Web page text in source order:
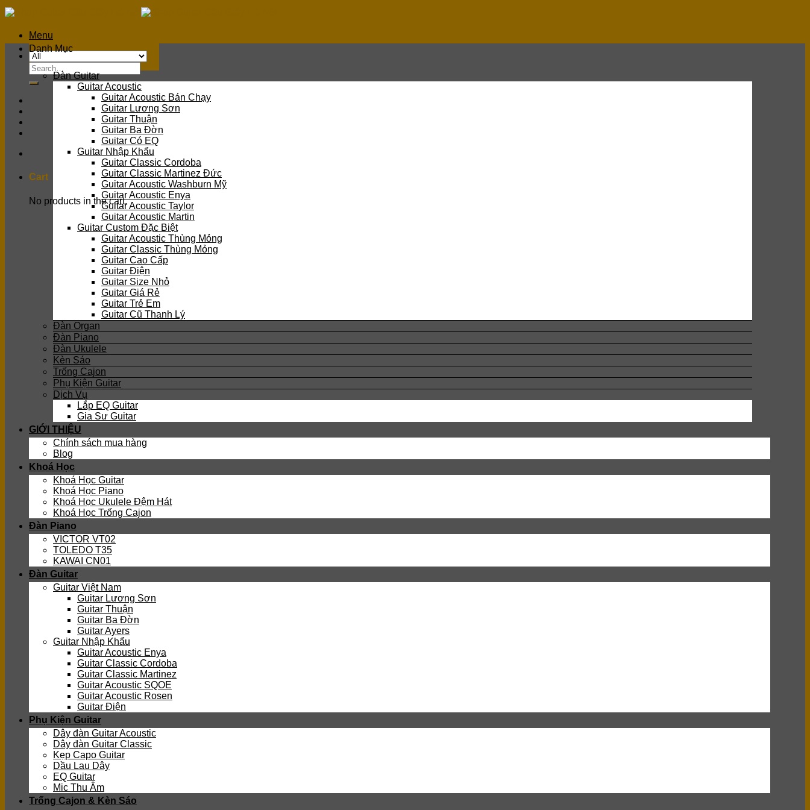
Skip
to
contentMenu
Search
for:
Cart
No products in the cart.
Danh Mục
Đàn Guitar
Guitar Acoustic
Guitar Acoustic Bán Chạy
Guitar Lương Sơn
Guitar Thuận
Guitar Ba Đờn
Guitar Có EQ
Guitar Nhập Khẩu
Guitar Classic Cordoba
Guitar Classic Martinez Đức
Guitar Acoustic Washburn Mỹ
Guitar Acoustic Enya
Guitar Acoustic Taylor
Guitar Acoustic Martin
Guitar Custom Đặc Biệt
Guitar Acoustic Thùng Mỏng
Guitar Classic Thùng Mỏng
Guitar Cao Cấp
Guitar Điện
Guitar Size Nhỏ
Guitar Giá Rẻ
Guitar Trẻ Em
Guitar Cũ Thanh Lý
Đàn Organ
Đàn Piano
Đàn Ukulele
Kèn Sáo
Trống Cajon
Phụ Kiện Guitar
Dịch Vụ
Lắp EQ Guitar
Gia Sư Guitar
GIỚI THIỆU
Chính sách mua hàng
Blog
Khoá Học
Khoá Học Guitar
Khoá Học Piano
Khoá Học Ukulele Đệm Hát
Khoá Học Trống Cajon
Đàn Piano
VICTOR VT02
TOLEDO T35
KAWAI CN01
Đàn Guitar
Guitar Việt Nam
Guitar Lương Sơn
Guitar Thuận
Guitar Ba Đờn
Guitar Ayers
Guitar Nhập Khẩu
Guitar Acoustic Enya
Guitar Classic Cordoba
Guitar Classic Martinez
Guitar Acoustic SQOE
Guitar Acoustic Rosen
Guitar Điện
Phụ Kiện Guitar
Dây đàn Guitar Acoustic
Dây đàn Guitar Classic
Kẹp Capo Guitar
Dầu Lau Dây
EQ Guitar
Mic Thu Âm
Trống Cajon & Kèn Sáo